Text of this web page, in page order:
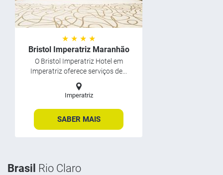
★ ★ ★ ★
Bristol Imperatriz Maranhão
O Bristol Imperatriz Hotel em
Imperatriz oferece serviços de...
Imperatriz
SABER MAIS
Brasil Rio Claro